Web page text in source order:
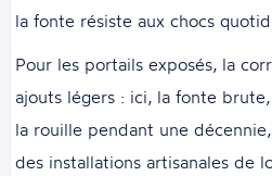
la fonte résiste aux chocs
Pour les portails exposés, la
ajouts légers : ici, la fonte
la rouille pendant une
des installations artisanales de